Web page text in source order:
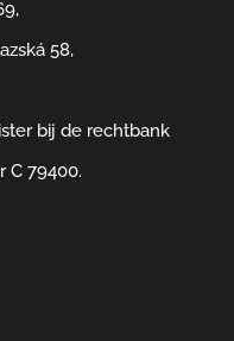
58,
bij de rechtbank
C 79400.